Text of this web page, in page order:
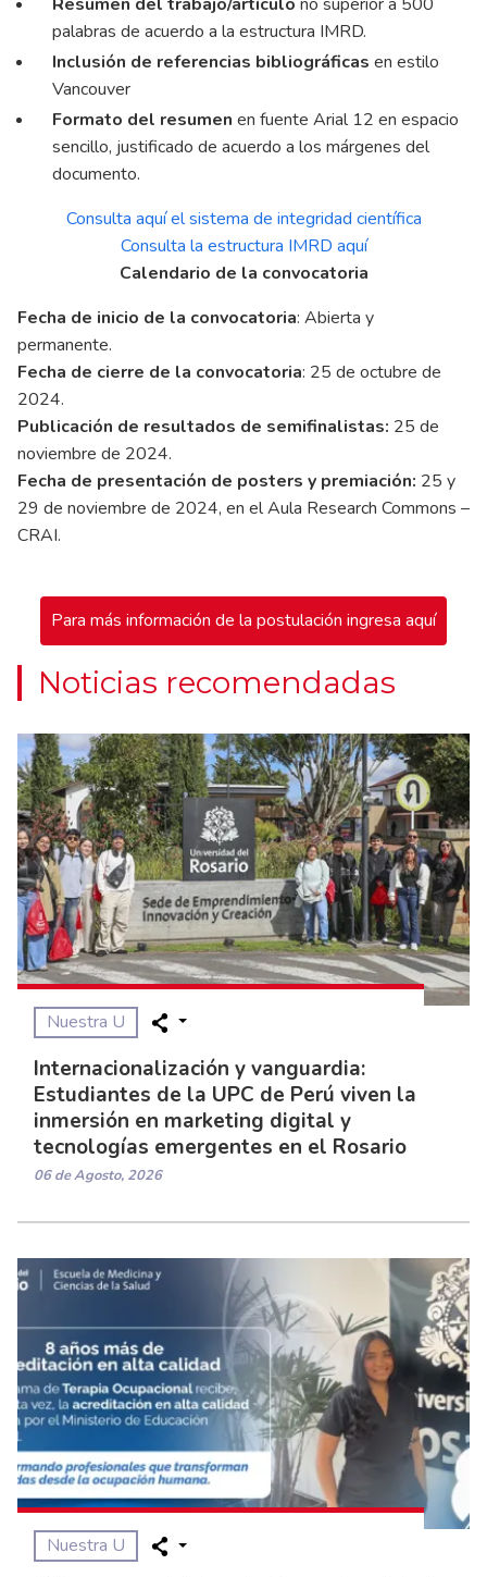
palabras de acuerdo a la estructura IMRD.
Inclusión de referencias bibliográficas en estilo
Vancouver
Formato del resumen en fuente Arial 12 en espacio
sencillo, justificado de acuerdo a los márgenes del
documento.
Consulta aquí el sistema de integridad científica
Consulta la estructura IMRD aquí
Calendario de la convocatoria
Fecha de inicio de la convocatoria: Abierta y
permanente.
Fecha de cierre de la convocatoria: 25 de octubre de
2024.
Publicación de resultados de semifinalistas: 25 de
noviembre de 2024.
Fecha de presentación de posters y premiación: 25 y
29 de noviembre de 2024, en el Aula Research Commons –
CRAI.
Para más información de la postulación ingresa aquí
Noticias recomendadas
Nuestra U
Internacionalización y vanguardia:
Estudiantes de la UPC de Perú viven la
inmersión en marketing digital y
tecnologías emergentes en el Rosario
06 de Agosto, 2026
Nuestra U